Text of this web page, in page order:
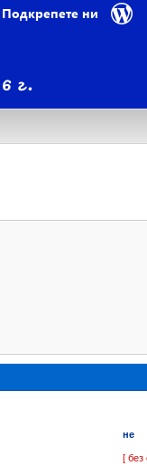
Подкрепете ни
не
[ без